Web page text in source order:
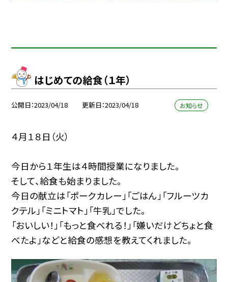
はじめての給食（１年）
公開日 2023/04/18 更新日 2023/04/18 お知らせ
４月１８日（火）
今日から１年生は４時間授業になりました。
そして、給食も始まりました。
今日の献立は「ポークカレー」「ごはん」「フルーツカ
クテル」「ミニトマト」「牛乳」でした。
「おいしい！」「もっと食べれる！」「嫌いだけどちょと食
べたよ」などと給食の感想を教えてくれました。